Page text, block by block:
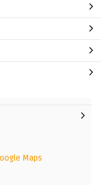
Maps